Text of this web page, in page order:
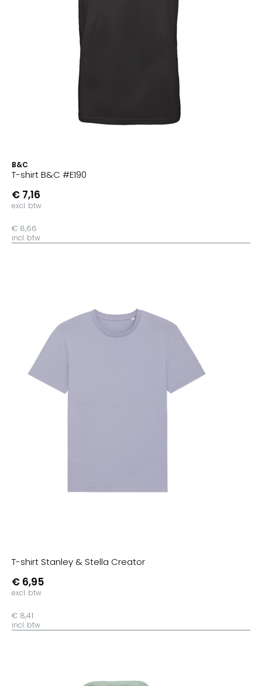
B&C
T-shirt B&C #E190
€ 7,16
excl. btw
€ 8,66
incl. btw
T-shirt Stanley & Stella Creator
€ 6,95
excl. btw
€ 8,41
incl. btw